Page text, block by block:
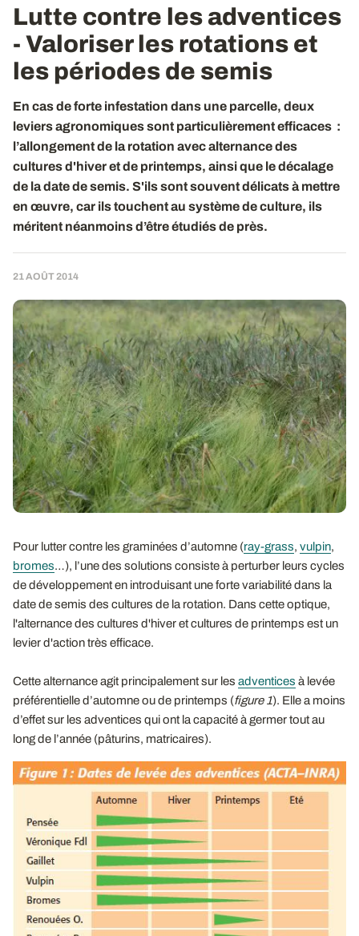
Lutte contre les adventices
- Valoriser les rotations et
les périodes de semis
En cas de forte infestation dans une parcelle, deux
leviers agronomiques sont particulièrement efficaces :
l’allongement de la rotation avec alternance des
cultures d'hiver et de printemps, ainsi que le décalage
de la date de semis. S'ils sont souvent délicats à mettre
en œuvre, car ils touchent au système de culture, ils
méritent néanmoins d’être étudiés de près.
21 AOÛT 2014
Pour lutter contre les graminées d’automne (ray-grass, vulpin,
bromes…), l’une des solutions consiste à perturber leurs cycles
de développement en introduisant une forte variabilité dans la
date de semis des cultures de la rotation. Dans cette optique,
l'alternance des cultures d'hiver et cultures de printemps est un
levier d'action très efficace.
Cette alternance agit principalement sur les adventices à levée
préférentielle d’automne ou de printemps (figure 1). Elle a moins
d’effet sur les adventices qui ont la capacité à germer tout au
long de l’année (pâturins, matricaires).